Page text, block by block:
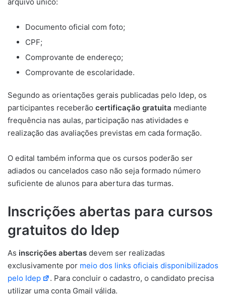
arquivo único:
Documento oficial com foto;
CPF;
Comprovante de endereço;
Comprovante de escolaridade.
Segundo as orientações gerais publicadas pelo Idep, os
participantes receberão certificação gratuita mediante
frequência nas aulas, participação nas atividades e
realização das avaliações previstas em cada formação.
O edital também informa que os cursos poderão ser
adiados ou cancelados caso não seja formado número
suficiente de alunos para abertura das turmas.
Inscrições abertas para cursos
gratuitos do Idep
As inscrições abertas devem ser realizadas
exclusivamente por meio dos links oficiais disponibilizados
pelo Idep
. Para concluir o cadastro, o candidato precisa
utilizar uma conta Gmail válida.